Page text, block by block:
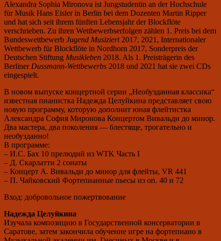
Alexandra Sophia Mironova ist Jungstudentin an der Hochschule
für Musik Hans Eisler in Berlin bei dem Dozenten Martin Ripper
und hat sich seit ihrem fünften Lebensjahr der Blockflöte
verschrieben. Zu ihren Wettbewerbserfolgen zählen 1. Preis bei dem
Bundeswettbewerb Jugend Musiziert 2017, 2021, Internationaler
Wettbewerb für Blockflöte in Nordhorn 2017, Sonderpreis der
Deutschen Stiftung Musikleben 2018. Als 1. Preisträgerin des
Berliner Dussmann-Wettbewerbs 2018 und 2021 hat sie zwei CDs
eingespielt.
В новом выпуске концертной серии „Необузданная классика“
известная пианистка Надежда Целуйкина представляет свою
новую программу, которую дополнит юная флейтистка
Александра София Миронова Концертом Вивальди до минор.
Два мастера, два поколения — блестяще, трогательно и
необузданно!
В программе:
– И.С. Бах 10 прелюдий из WTK Часть I
– Д. Скарлатти 2 сонаты
– Концерт А. Вивальди до минор для флейты, VR 441
– П. Чайковский Фортепианные пьесы из оп. 40 и 72
Вход: добровольное пожертвование
Надежда Целуйкина
Изучала композицию в Государственной консерватории в
Саратове, затем закончила обучение игре на фортепиано в